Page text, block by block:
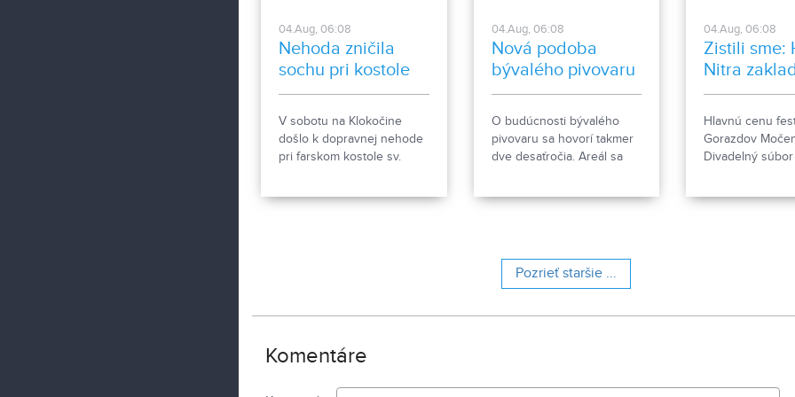
04.Aug, 06:08
Nehoda zničila
sochu pri kostole
V sobotu na Klokočine
došlo k dopravnej nehode
pri farskom kostole sv.
04.Aug, 06:08
Nová podoba
bývalého pivovaru
O budúcnosti bývalého
pivovaru sa hovorí takmer
dve desaťročia. Areál sa
polyfunkčnej budovy.
04.Aug, 06:08
Zistili sme:
Nitra
ženkský
Gorazdov
Močenok
víťaza
Hlavnú cenu
Gorazdov
Divadelný súbor
Pozrieť staršie ...
Komentáre